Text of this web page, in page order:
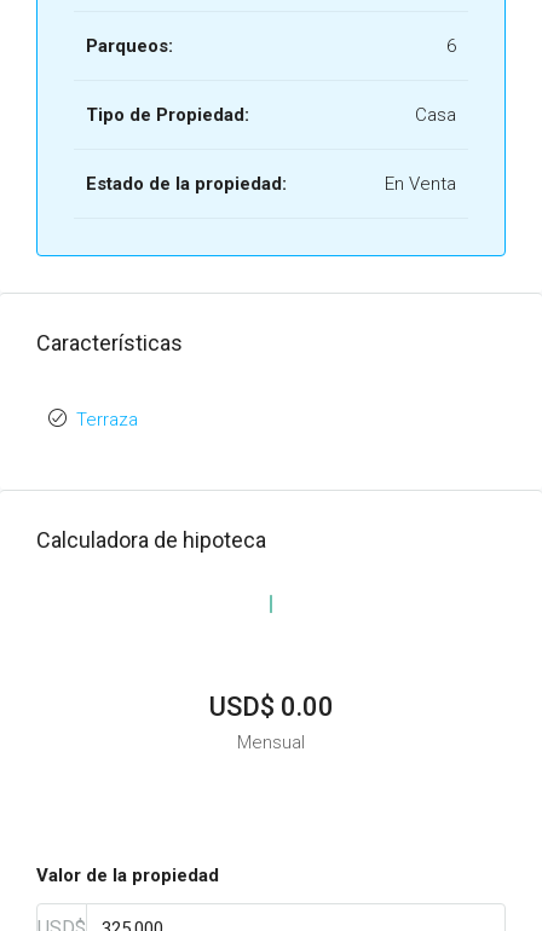
Parqueos: 6
Tipo de Propiedad: Casa
Estado de la propiedad: En Venta
Características
Terraza
Calculadora de hipoteca
USD$ 0.00
Mensual
Valor de la propiedad